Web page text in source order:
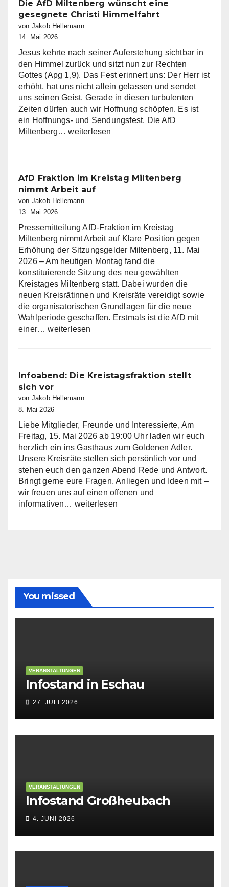
Die AfD Miltenberg wünscht eine
gesegnete Christi Himmelfahrt
von Jakob Hellemann
14. Mai 2026
Jesus kehrte nach seiner Auferstehung sichtbar in
den Himmel zurück und sitzt nun zur Rechten
Gottes (Apg 1,9). Das Fest erinnert uns: Der Herr ist
erhöht, hat uns nicht allein gelassen und sendet
uns seinen Geist. Gerade in diesen turbulenten
Zeiten dürfen auch wir Hoffnung schöpfen. Es ist
ein Hoffnungs- und Sendungsfest. Die AfD
Miltenberg…Die
eine
gesegnete
Christi
weiterlesen
AfD Fraktion im Kreistag Miltenberg
nimmt Arbeit auf
von Jakob Hellemann
13. Mai 2026
Pressemitteilung AfD-Fraktion im Kreistag
Miltenberg nimmt Arbeit auf Klare Position gegen
Erhöhung der Sitzungsgelder Miltenberg, 11. Mai
2026 – Am heutigen Montag fand die
konstituierende Sitzung des neu gewählten
Kreistages Miltenberg statt. Dabei wurden die
neuen Kreisrätinnen und Kreisräte vereidigt sowie
die organisatorischen Grundlagen für die neue
Wahlperiode geschaffen. Erstmals ist die AfD mit
einer…AfD
Miltenberg
nimmt
Arbeit
auf
weiterlesen
Infoabend: Die Kreistagsfraktion stellt
sich vor
von Jakob Hellemann
8. Mai 2026
Liebe Mitglieder, Freunde und Interessierte, Am
Freitag, 15. Mai 2026 ab 19:00 Uhr laden wir euch
herzlich ein ins Gasthaus zum Goldenen Adler.
Unsere Kreisräte stellen sich persönlich vor und
stehen euch den ganzen Abend Rede und Antwort.
Bringt gerne eure Fragen, Anliegen und Ideen mit –
wir freuen uns auf einen offenen und
informativen… Infoabend:
weiterlesen
You missed
VERANSTALTUNGEN
Infostand in Eschau
27. JULI 2026
VERANSTALTUNGEN
Infostand Großheubach
4. JUNI 2026